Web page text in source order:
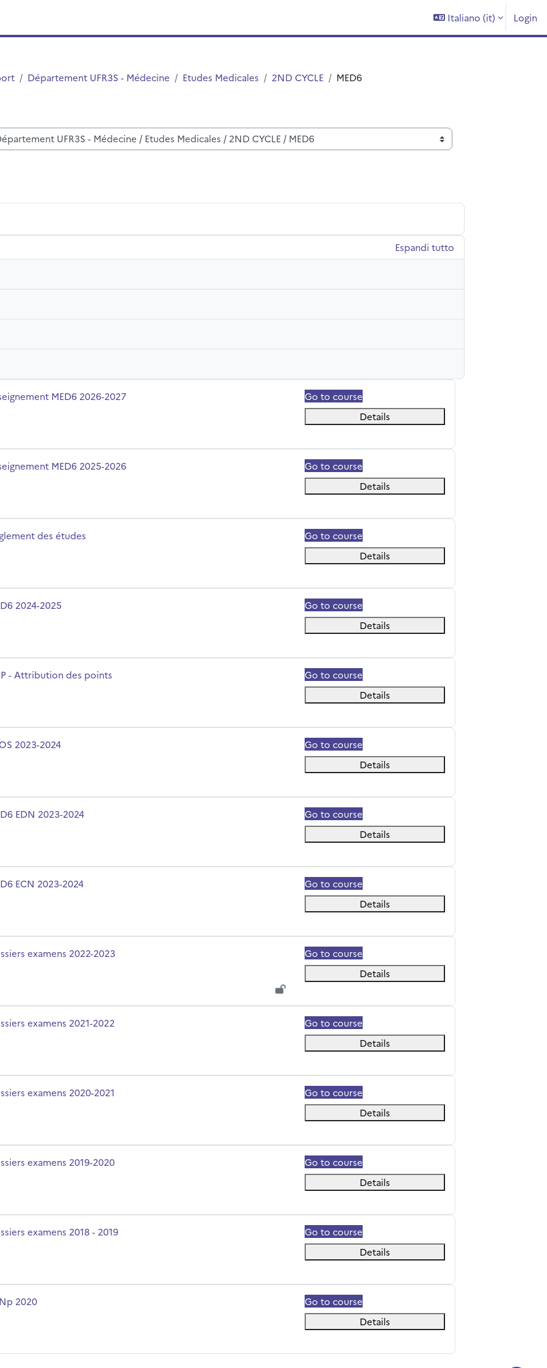
Italiano ‎(it)‎ Login
Département UFR3S - Médecine Etudes Medicales 2ND CYCLE MED6
Espandi tutto
del corsoMED6 2026-2027
Go to course
Details
del corsoMED6 2025-2026
Go to course
Details
del corsodes études
Go to course
Details
del corso
2024-2025
Go to course
Details
del corso
- Attribution des points
Go to course
Details
del corso
2023-2024
Go to course
Details
del corso
EDN 2023-2024
Go to course
Details
del corso
ECN 2023-2024
Go to course
Details
del corso
examens 2022-2023
Go to course
Details
del corso
examens 2021-2022
Go to course
Details
del corso
examens 2020-2021
Go to course
Details
del corso
examens 2019-2020
Go to course
Details
del corso
examens 2018 - 2019
Go to course
Details
del corso
2020
Go to course
Details